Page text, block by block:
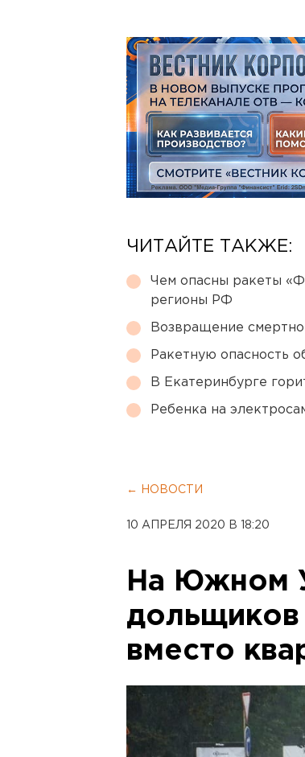
ЧИТАЙТЕ ТАКЖЕ:
Чем опасны ракеты
регионы РФ
Возвращение
Ракетную опасность
В Екатеринбурге
Ребенка на
← НОВОСТИ
10 АПРЕЛЯ 2020 В 18:20
На Южном
дольщиков
вместо